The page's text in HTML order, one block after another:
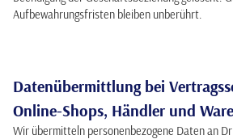
Aufbewahrungsfristen bleiben unberührt.
Datenübermittlung bei
Online-Shops, Händler und
Wir übermitteln personenbezogene Daten an